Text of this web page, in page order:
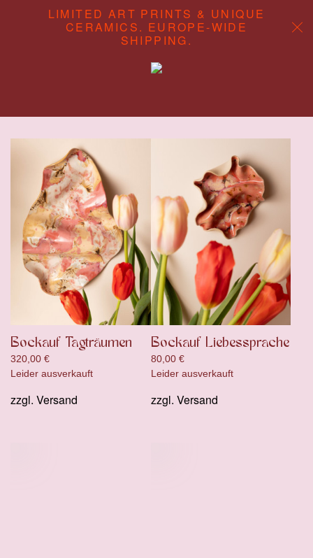
LIMITED ART PRINTS & UNIQUE
CERAMICS. EUROPE-WIDE
SHIPPING.
ABOUT
CONTENT STUDIO
Bockauf Tagträumen
320,00 €
Leider ausverkauft
zzgl. Versand
Bockauf Liebessprache
80,00 €
Leider ausverkauft
zzgl. Versand